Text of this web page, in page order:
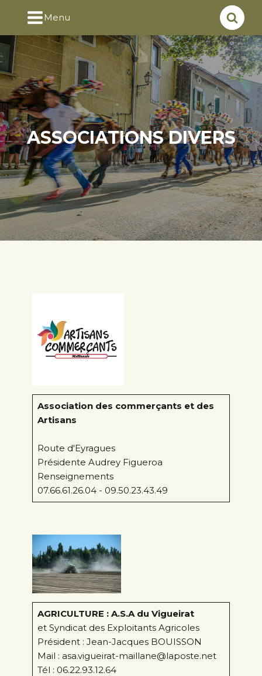
Menu
ASSOCIATIONS DIVERS
Association des commerçants et des
Artisans
Route d'Eyragues
Présidente Audrey Figueroa
Renseignements
07.66.61.26.04 - 09.50.23.43.49
AGRICULTURE : A.S.A du Vigueirat
et Syndicat des Exploitants Agricoles
Président : Jean-Jacques BOUISSON
Mail : asa.vigueirat-maillane@laposte.net
Tél : 06.22.93.12.64